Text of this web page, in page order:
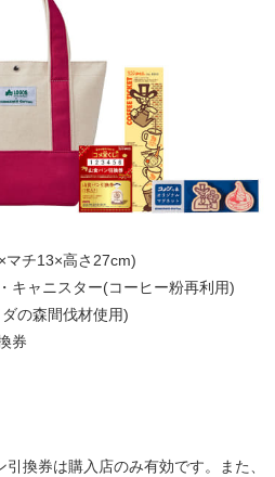
マチ13×高さ27cm)
キャニスター(コーヒー粉再利用)
の森間伐材使用)
券
換券は購入店のみ有効です。また、